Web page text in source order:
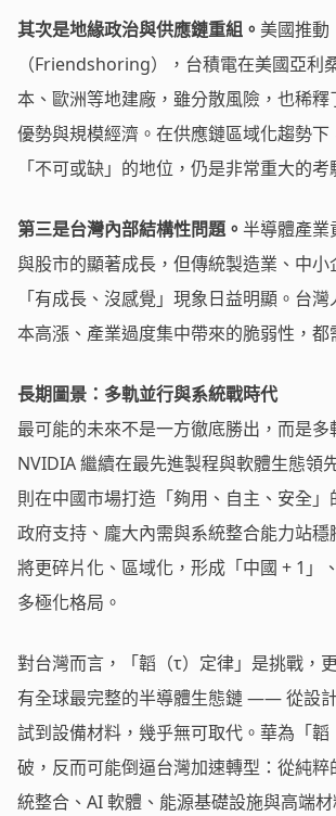
其次是地緣政治與供應鏈重組。 美國推動
（Friendshoring），台積電在美國亞利
本、歐洲等地建廠，雖分散風險，也稀釋
優勢與規模經濟。在供應鏈區域化趨勢
「不可或缺」的地位，仍是非常重大的考
第三是台灣內部結構性問題。 半導體產業
與股市的顯著成長，但傳統製造業、中小
「有成長、沒感覺」現象日益明顯。台
本高漲、產業過度集中帶來的脆弱性，都
長期圖景：多軌並行與系統戰時代
最可能的未來不是一方徹底勝出，而是
NVIDIA 繼續在最先進製程與軟體生態領
則在中國市場打造「夠用、自主、安全
政府支持、龐大內需與系統整合能力站穩
將更碎片化、區域化，形成「中國 + 1」
多極化格局。
對台灣而言，「韜（τ）定律」是挑戰，
有全球最完整的半導體生態鏈 —— 從設
試到設備材料，幾乎無可取代。華為「韜
破，反而可能倒逼台灣加速轉型：從純粹
統整合、AI 軟體、能源基礎設施與高端